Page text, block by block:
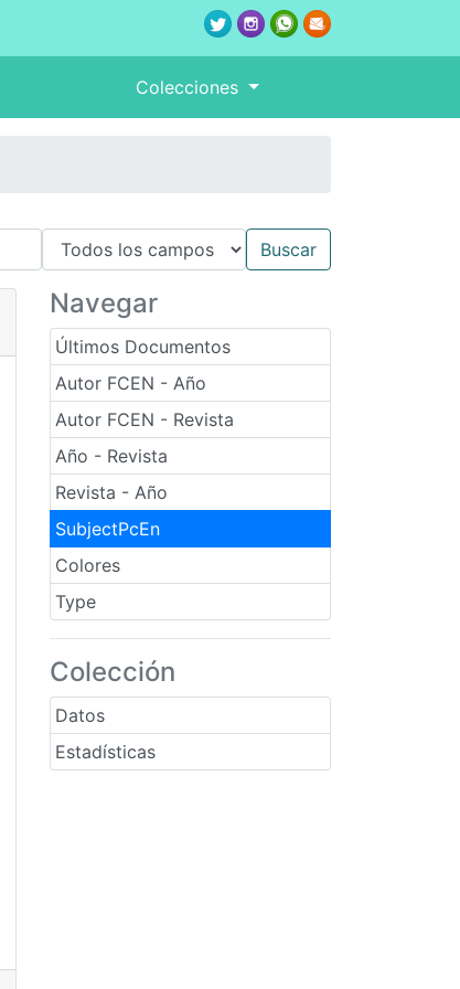
Colecciones
Navegar
Últimos Documentos
Autor FCEN - Año
Autor FCEN - Revista
Año - Revista
Revista - Año
SubjectPcEn
Colores
Type
Colección
Datos
Estadísticas